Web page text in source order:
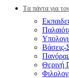
Tα πάντα για
Βάσεις-
Θερινή